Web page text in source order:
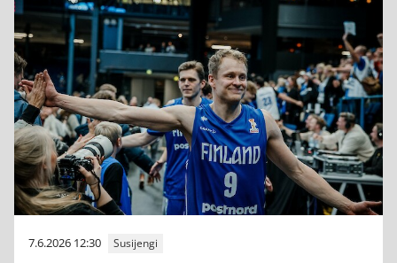
7.6.2026 12:30 Susijengi